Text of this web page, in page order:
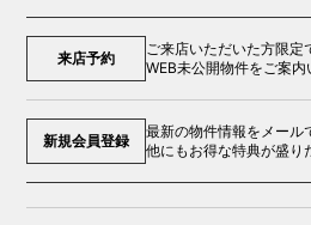
来店予約
ご来店いただいた方限定
WEB未公開物件をご案内
新規会員登録
最新の物件情報をメール
他にもお得な特典が盛り